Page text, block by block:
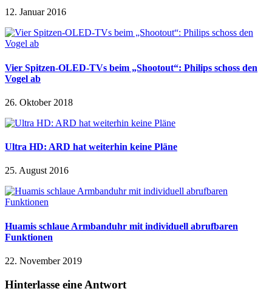
12. Januar 2016
Vier Spitzen-OLED-TVs beim „Shootout“: Philips schoss den
Vogel ab
26. Oktober 2018
Ultra HD: ARD hat weiterhin keine Pläne
25. August 2016
Huamis schlaue Armbanduhr mit individuell abrufbaren
Funktionen
22. November 2019
Hinterlasse eine Antwort